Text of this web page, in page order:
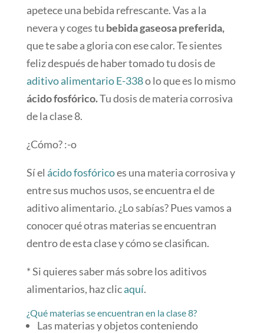
apetece una bebida refrescante. Vas a la
nevera y coges tu bebida gaseosa preferida,
que te sabe a gloria con ese calor. Te sientes
feliz después de haber tomado tu dosis de
aditivo alimentario E-338o lo que es lo mismo
ácido fosfórico.Tu dosis de materia corrosiva
de la clase 8.
¿Cómo? :-o
Sí el ácido fosfóricoes una materia corrosiva y
entre sus muchos usos, se encuentra el de
aditivo alimentario. ¿Lo sabías? Pues vamos a
conocer qué otras materias se encuentran
dentro de esta clase y cómo se clasifican.
* Si quieres saber más sobre los aditivos
alimentarios, haz clicaquí.
¿Qué materias se encuentran en la clase 8?
Las materias y objetos conteniendo